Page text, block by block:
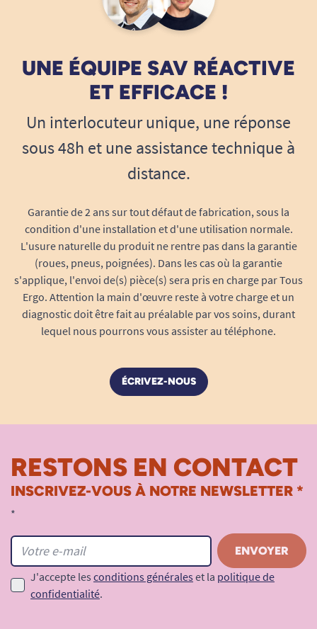
cette étagère est conçue pour s'adapter à la plupart
des hauteurs de plafond. Cependant, il peut
des configurations spécifiques de certaines salles de
bain. Nous vous remercions pour votre compréhension
et nous restons à votre disposition pour toute
Notre service client est disponible pour vous conseiller
par téléphone ou mail et nous espérons pouvoir mieux
vous servir lors d'une prochaine commande, Belle
journée, L'équipe Tous Ergo
30/10/2023
très pratique j'ai réussi à la monter toute seule en
coupant 5cm de tube métallique
A. Anonymous
Très bien, conforme à mes attentes, je recommande !
A. Anonymous
4
UNE ÉQUIPE SAV RÉACTIVE
ET EFFICACE !
Un interlocuteur unique, une réponse
sous 48h et une assistance technique à
distance.
Garantie de 2 ans sur tout défaut de fabrication, sous la
condition d'une installation et d'une utilisation normale.
L'usure naturelle du produit ne rentre pas dans la garantie
(roues, pneus, poignées). Dans les cas où la garantie
s'applique, l'envoi de(s) pièce(s) sera pris en charge par Tous
Ergo. Attention la main d'œuvre reste à votre charge et un
diagnostic doit être fait au préalable par vos soins, durant
lequel nous pourrons vous assister au téléphone.
ÉCRIVEZ-NOUS
RESTONS EN CONTACT
INSCRIVEZ-VOUS À NOTRE NEWSLETTER *
*
J'accepte les conditions générales et la politique de
confidentialité.